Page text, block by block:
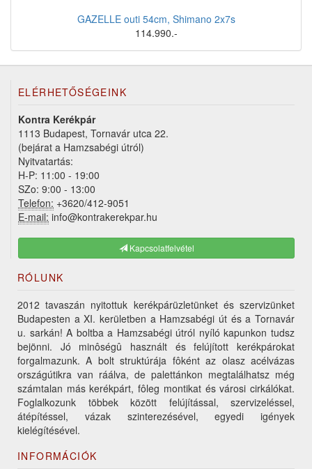
GAZELLE outi 54cm, Shimano 2x7s
114.990.-
ELÉRHETŐSÉGEINK
Kontra Kerékpár
1113 Budapest, Tornavár utca 22.
(bejárat a Hamzsabégi útról)
Nyitvatartás:
H-P: 11:00 - 19:00
SZo: 9:00 - 13:00
Telefon: +3620/412-9051
E-mail: info@kontrakerekpar.hu
Kapcsolatfelvétel
RÓLUNK
2012 tavaszán nyitottuk kerékpárüzletünket és szervizünket
Budapesten a XI. kerületben a Hamzsabégi út és a Tornavár
u. sarkán! A boltba a Hamzsabégi útról nyíló kapunkon tudsz
bejönni. Jó minôségû használt és felújított kerékpárokat
forgalmazunk. A bolt struktúrája fôként az olasz acélvázas
országútikra van ráálva, de palettánkon megtalálhatsz még
számtalan más kerékpárt, fôleg montikat és városi cirkálókat.
Foglalkozunk többek között felújítással, szervizeléssel,
átépítéssel, vázak szinterezésével, egyedi igények
kielégítésével.
INFORMÁCIÓK